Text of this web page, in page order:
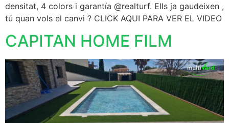
densitat, 4 colors i garantía @realturf. Ells ja gaudeixen ,
tú quan vols el canvi ? CLICK AQUI PARA VER EL VIDEO
CAPITAN HOME FILM